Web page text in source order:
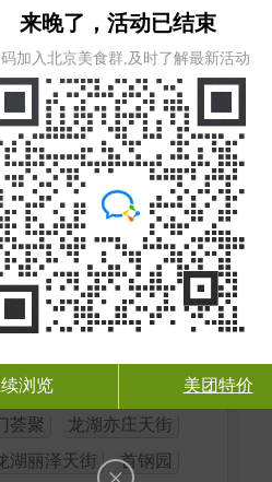
盖商圈
荟聚
龙湖亦庄天街
湖丽泽天街
首钢园
来晚了，活动已结束
加入北京美食群,及时了解最新活动
浏览 美团特价